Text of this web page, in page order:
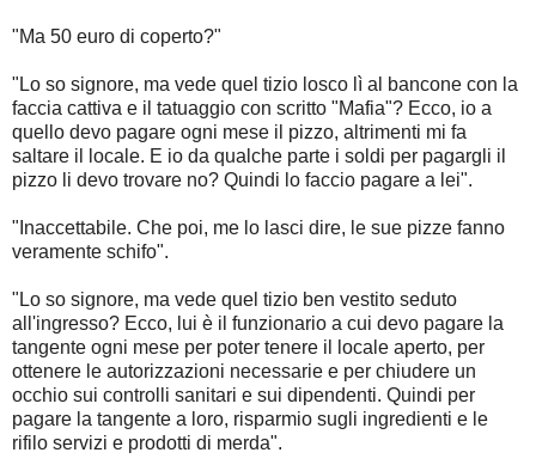
"Ma 50 euro di coperto?"
"Lo so signore, ma vede quel tizio losco lì al bancone con la
faccia cattiva e il tatuaggio con scritto "Mafia"? Ecco, io a
quello devo pagare ogni mese il pizzo, altrimenti mi fa
saltare il locale. E io da qualche parte i soldi per pagargli il
pizzo li devo trovare no? Quindi lo faccio pagare a lei".
"Inaccettabile. Che poi, me lo lasci dire, le sue pizze fanno
veramente schifo".
"Lo so signore, ma vede quel tizio ben vestito seduto
all'ingresso? Ecco, lui è il funzionario a cui devo pagare la
tangente ogni mese per poter tenere il locale aperto, per
ottenere le autorizzazioni necessarie e per chiudere un
occhio sui controlli sanitari e sui dipendenti. Quindi per
pagare la tangente a loro, risparmio sugli ingredienti e le
rifilo servizi e prodotti di merda".